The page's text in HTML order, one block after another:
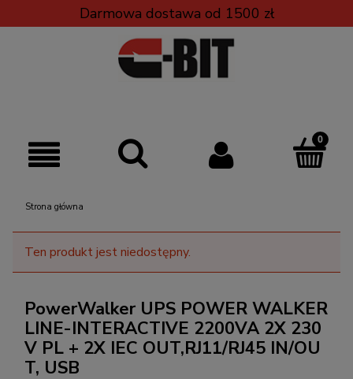
Darmowa dostawa od 1500 zł
Strona główna
Ten produkt jest niedostępny.
PowerWalker UPS POWER WALKER
LINE-INTERACTIVE 2200VA 2X 230
V PL + 2X IEC OUT,RJ11/RJ45 IN/OU
T, USB